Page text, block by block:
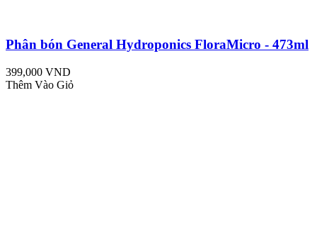
Phân bón General Hydroponics FloraMicro - 473ml
399,000 VND
Thêm Vào Giỏ